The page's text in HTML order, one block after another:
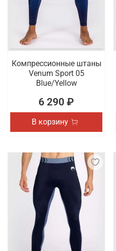
Компрессионные штаны
Venum Sport 05
Blue/Yellow
6 290 ₽
В корзину